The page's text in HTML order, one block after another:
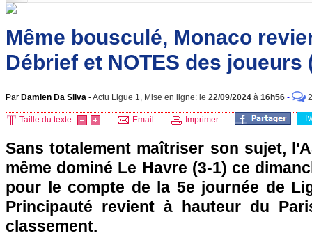
Même bousculé, Monaco
Débrief et NOTES des joueurs
Par Damien Da Silva -Actu Ligue 1, Mise en ligne: le 22/09/2024 à 16h56 -
Taille du texte: Email Imprimer
Sans totalement maîtriser son sujet,
même dominé Le Havre (3-1) ce
pour le compte de la 5e journée de
Principauté revient à hauteur du
classement.